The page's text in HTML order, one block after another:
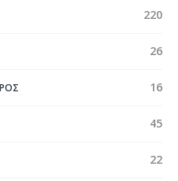
220
26
16
45
22